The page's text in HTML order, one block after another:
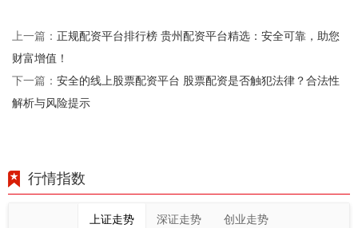
上一篇： 正规配资平台排行榜 贵州配资平台精选：安全可靠，助您
财富增值！
下一篇： 安全的线上股票配资平台 股票配资是否触犯法律？合法性
解析与风险提示
行情指数
上证走势 深证走势 创业走势